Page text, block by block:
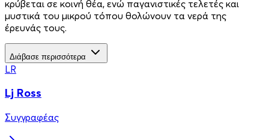
κρύβεται σε κοινή θέα, ενώ παγανιστικές τελετές και
μυστικά του μικρού τόπου θολώνουν τα νερά της
έρευνάς τους.
Διάβασε περισσότερα
LR
Lj Ross
Συγγραφέας